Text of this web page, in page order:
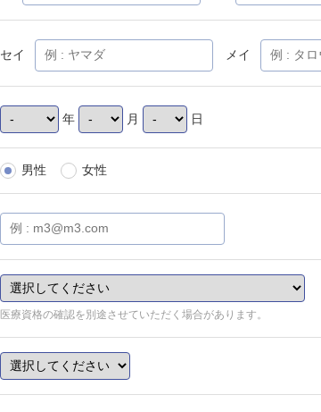
セイ メイ
年 月 日
男性 女性
医療資格の確認を別途させていただく場合があります。